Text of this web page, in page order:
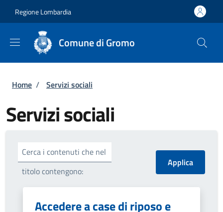
Regione Lombardia
Comune di Gromo
Briciole di pane
Home / Servizi sociali
Servizi sociali
Cerca i contenuti che nel
titolo contengono:
Accedere a case di riposo e